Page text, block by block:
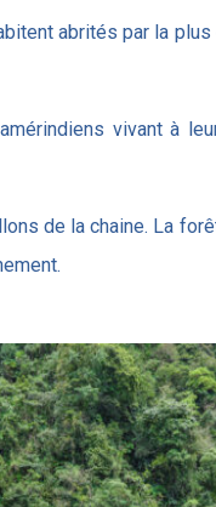
abrités par la
vivant à
de la chaine. La